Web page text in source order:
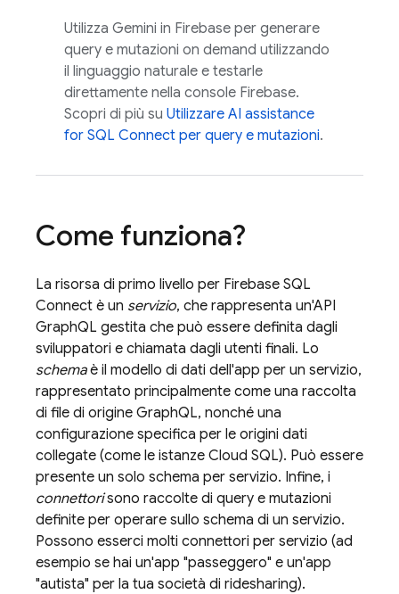
Utilizza Gemini in Firebase per generare
query e mutazioni on demand utilizzando
il linguaggio naturale e testarle
direttamente nella console Firebase.
Scopri di più su Utilizzare AI assistance
for SQL Connect per query e mutazioni.
Come funziona?
La risorsa di primo livello per Firebase SQL
Connect è un servizio, che rappresenta un'API
GraphQL gestita che può essere definita dagli
sviluppatori e chiamata dagli utenti finali. Lo
schemaè il modello di dati dell'app per un servizio,
rappresentato principalmente come una raccolta
di file di origine GraphQL, nonché una
configurazione specifica per le origini dati
collegate (come le istanze Cloud SQL). Può essere
presente un solo schema per servizio. Infine, i
connettorisono raccolte di query e mutazioni
definite per operare sullo schema di un servizio.
Possono esserci molti connettori per servizio (ad
esempio se hai un'app "passeggero" e un'app
"autista" per la tua società di ridesharing).